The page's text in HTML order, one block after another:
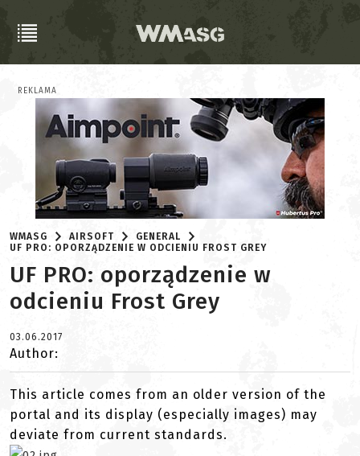
REKLAMA
WMASG AIRSOFT
GENERAL
UF PRO: OPORZĄDZENIE W ODCIENIU FROST GREY
UF PRO: oporządzenie w
odcieniu Frost Grey
03.06.2017
Author:
This article comes from an older version of the
portal and its display (especially images) may
deviate from current standards.